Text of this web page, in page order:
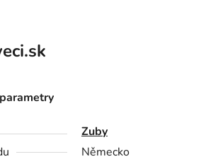
Zuby
Německo